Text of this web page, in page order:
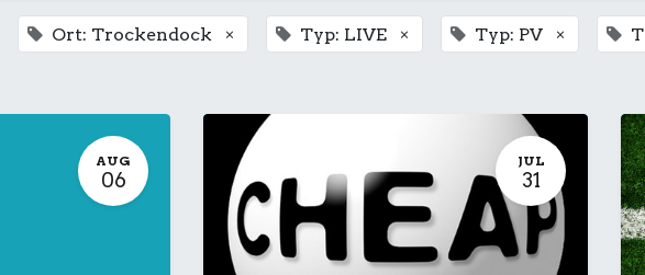
Ort: Trockendock × Typ: LIVE × Typ: PV ×
AUG
06
JUL
31